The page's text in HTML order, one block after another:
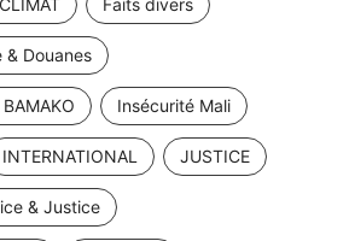
& Douanes
Insécurité Mali
INTERNATIONAL JUSTICE
& Justice